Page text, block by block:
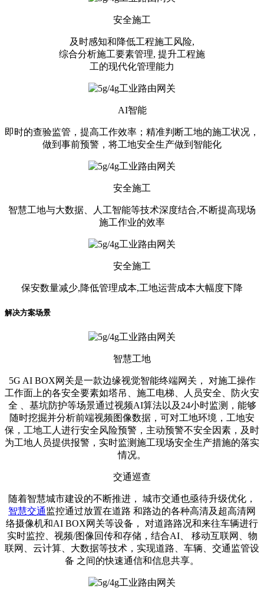
安全施工
及时感知和降低工程施工风险,
综合分析施工要素管理, 提升工程施
工的现代化管理能力
AI智能
即时的查验监管，提高工作效率；精准判断工地的施工状况，
做到事前预警，将工地安全生产做到智能化
安全施工
智慧工地与大数据、人工智能等技术深度结合,不断提高现场
施工作业的效率
安全施工
保安数量减少,降低管理成本,工地运营成本大幅度下降
解决方案场景
智慧工地
5G AI BOX网关是一款边缘视觉智能终端网关， 对施工操作
工作面上的各安全要素如塔吊、施工电梯、人员安全、防火安
全 、基坑防护等场景通过视频AI算法以及24小时监测，能够
随时挖掘并分析前端视频图像数据，可对工地环境，工地安
保，工地工人进行安全风险预警，主动预警不安全因素，及时
为工地人员提供报警，实时监测施工现场安全生产措施的落实
情况。
交通巡查
随着智慧城市建设的不断推进， 城市交通也亟待升级优化，
智慧交通监控通过放置在道路 和路边的各种高清及超高清网
络摄像机和AI BOX网关等设备， 对道路路况和来往车辆进行
实时监控、视频/图像回传和存储，结合AI、 移动互联网、物
联网、云计算、大数据等技术，实现道路、车辆、交通监管设
备 之间的快速通信和信息共享。